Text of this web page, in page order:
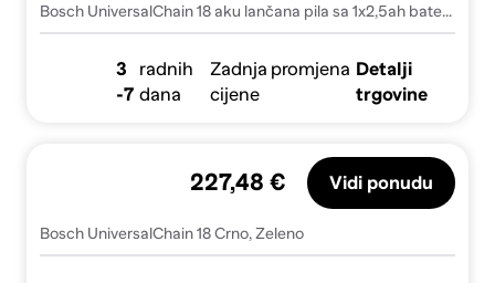
Bosch UniversalChain 18 aku lančana pila sa 1x2,5ah baterije-06008B8000
3
-7
radnih
dana
Zadnja promjena
cijene
Detalji
trgovine
Bosch UniversalChain 18 Crno, Zeleno
227,48 € Vidi ponudu